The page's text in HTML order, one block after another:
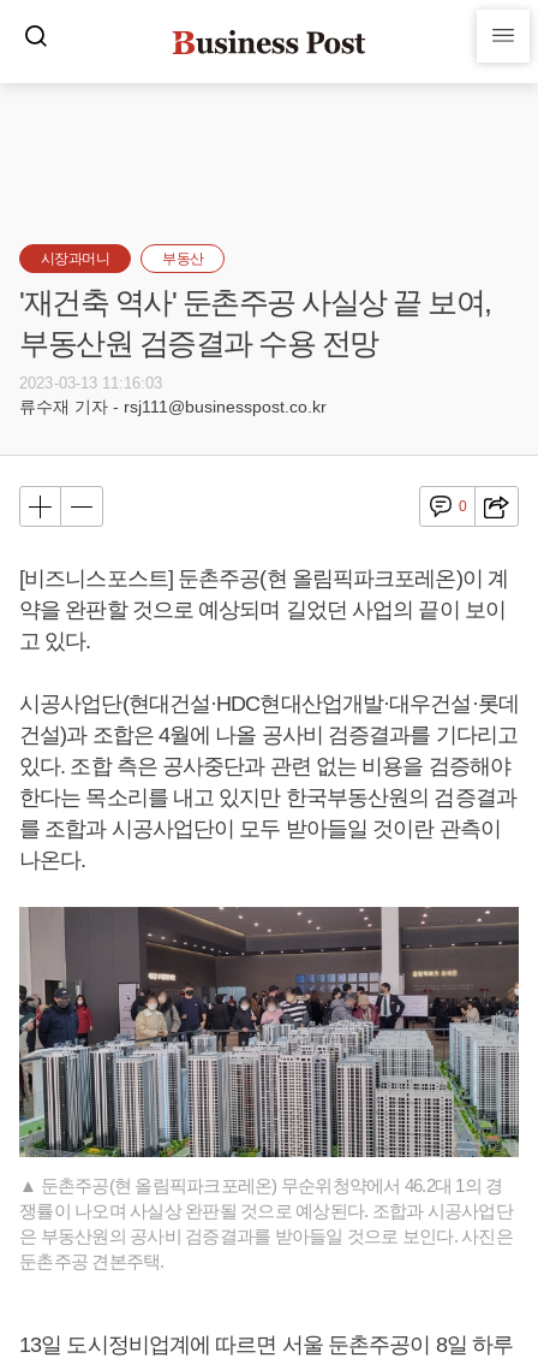
시장과머니 부동산
'재건축 역사' 둔촌주공 사실상 끝 보여,
부동산원 검증결과 수용 전망
2023-03-13 11:16:03
류수재 기자 - rsj111@businesspost.co.kr
0
[비즈니스포스트] 둔촌주공(현 올림픽파크포레온)이 계
약을 완판할 것으로 예상되며 길었던 사업의 끝이 보이
고 있다.
시공사업단(현대건설·HDC현대산업개발·대우건설·롯데
건설)과 조합은 4월에 나올 공사비 검증결과를 기다리고
있다. 조합 측은 공사중단과 관련 없는 비용을 검증해야
한다는 목소리를 내고 있지만 한국부동산원의 검증결과
를 조합과 시공사업단이 모두 받아들일 것이란 관측이
나온다.
▲ 둔촌주공(현 올림픽파크포레온) 무순위청약에서 46.2대 1의 경
쟁률이 나오며 사실상 완판될 것으로 예상된다. 조합과 시공사업단
은 부동산원의 공사비 검증결과를 받아들일 것으로 보인다. 사진은
둔촌주공 견본주택.
13일 도시정비업계에 따르면 서울 둔촌주공이 8일 하루